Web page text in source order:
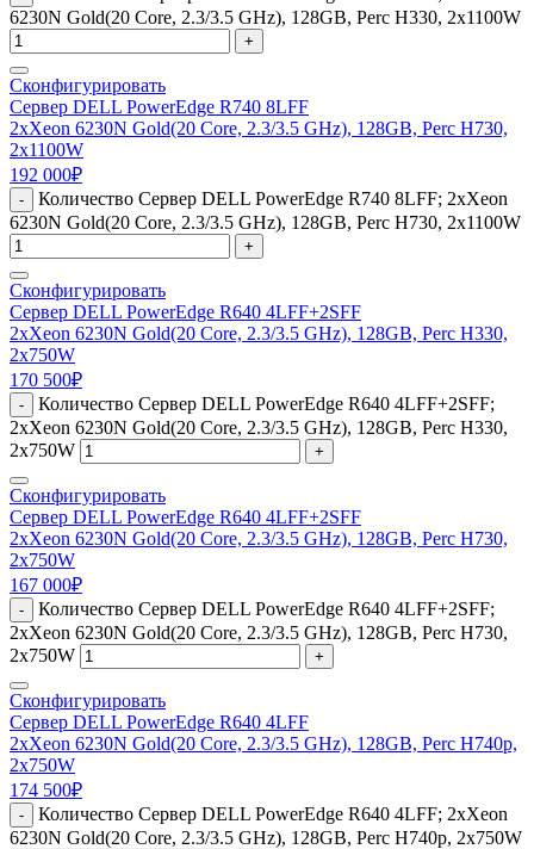
6230N Gold(20 Core, 2.3/3.5 GHz), 128GB, Perc H330, 2x1100W
+
Сконфигурировать
Сервер DELL PowerEdge R740 8LFF
2xXeon 6230N Gold(20 Core, 2.3/3.5 GHz), 128GB, Perc H730,
2x1100W
192 000₽
-
Количество Сервер DELL PowerEdge R740 8LFF; 2xXeon
6230N Gold(20 Core, 2.3/3.5 GHz), 128GB, Perc H730, 2x1100W
+
Сконфигурировать
Сервер DELL PowerEdge R640 4LFF+2SFF
2xXeon 6230N Gold(20 Core, 2.3/3.5 GHz), 128GB, Perc H330,
2x750W
170 500₽
-
Количество Сервер DELL PowerEdge R640 4LFF+2SFF;
2xXeon 6230N Gold(20 Core, 2.3/3.5 GHz), 128GB, Perc H330,
2x750W
+
Сконфигурировать
Сервер DELL PowerEdge R640 4LFF+2SFF
2xXeon 6230N Gold(20 Core, 2.3/3.5 GHz), 128GB, Perc H730,
2x750W
167 000₽
-
Количество Сервер DELL PowerEdge R640 4LFF+2SFF;
2xXeon 6230N Gold(20 Core, 2.3/3.5 GHz), 128GB, Perc H730,
2x750W
+
Сконфигурировать
Сервер DELL PowerEdge R640 4LFF
2xXeon 6230N Gold(20 Core, 2.3/3.5 GHz), 128GB, Perc H740p,
2x750W
174 500₽
-
Количество Сервер DELL PowerEdge R640 4LFF; 2xXeon
6230N Gold(20 Core, 2.3/3.5 GHz), 128GB, Perc H740p, 2x750W